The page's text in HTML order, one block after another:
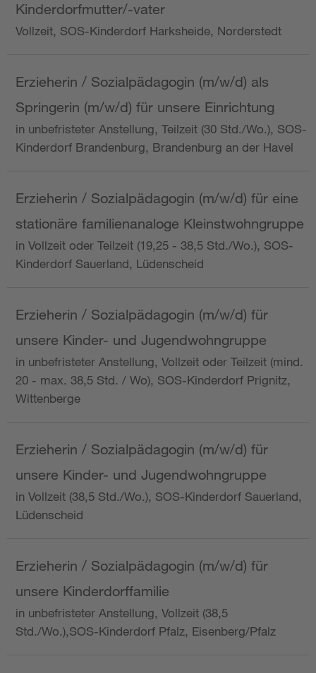
Kinderdorfmutter/-vater
Vollzeit, SOS-Kinderdorf Harksheide, Norderstedt
Erzieherin / Sozialpädagogin (m/w/d) als
Springerin (m/w/d) für unsere Einrichtung
in unbefristeter Anstellung, Teilzeit (30 Std./Wo.), SOS-
Kinderdorf Brandenburg, Brandenburg an der Havel
Erzieherin / Sozialpädagogin (m/w/d) für eine
stationäre familienanaloge Kleinstwohngruppe
in Vollzeit oder Teilzeit (19,25 - 38,5 Std./Wo.), SOS-
Kinderdorf Sauerland, Lüdenscheid
Erzieherin / Sozialpädagogin (m/w/d) für
unsere Kinder- und Jugendwohngruppe
in unbefristeter Anstellung, Vollzeit oder Teilzeit (mind.
20 - max. 38,5 Std. / Wo), SOS-Kinderdorf Prignitz,
Wittenberge
Erzieherin / Sozialpädagogin (m/w/d) für
unsere Kinder- und Jugendwohngruppe
in Vollzeit (38,5 Std./Wo.), SOS-Kinderdorf Sauerland,
Lüdenscheid
Erzieherin / Sozialpädagogin (m/w/d) für
unsere Kinderdorffamilie
in unbefristeter Anstellung, Vollzeit (38,5
Std./Wo.),SOS-Kinderdorf Pfalz, Eisenberg/Pfalz